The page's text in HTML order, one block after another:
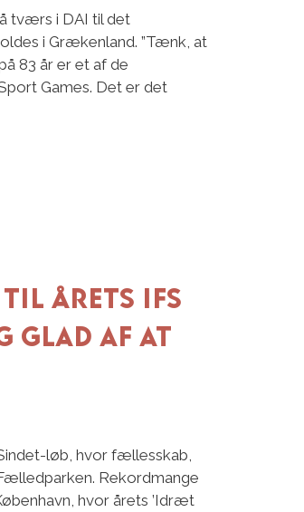
tværs i DAI til det
i Grækenland. ”Tænk, at
83 år er et af de
Games. Det er det
årets IFS
glad af at
løb, hvor fællesskab,
Rekordmange
hvor årets ’Idræt